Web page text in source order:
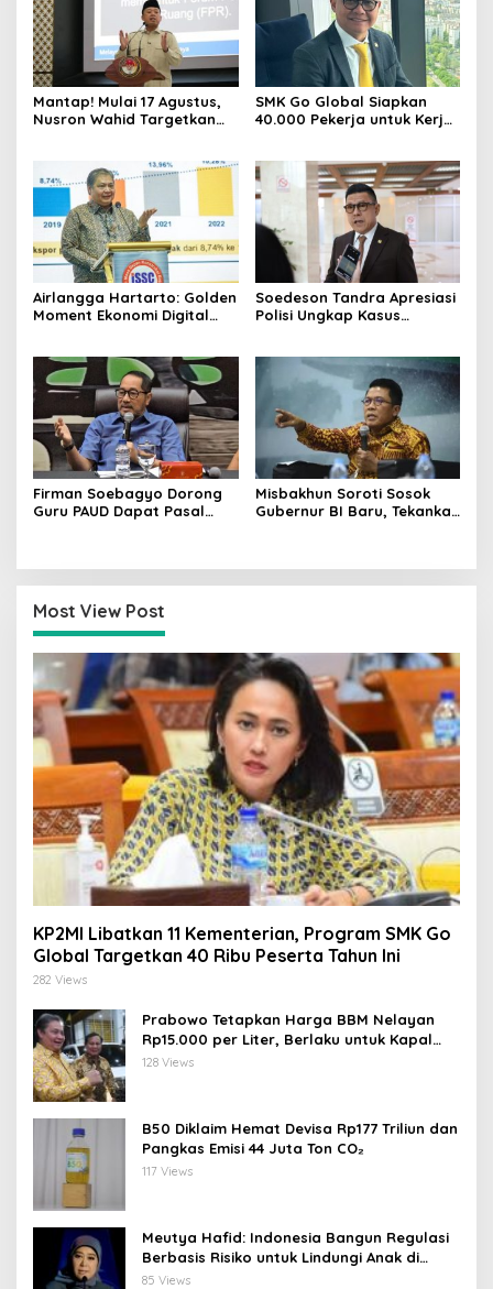
Mantap! Mulai 17 Agustus,
Nusron Wahid Targetkan
SMK Go Global Siapkan
40.000 Pekerja untuk Kerja
Airlangga Hartarto: Golden
Moment Ekonomi Digital
Soedeson Tandra Apresiasi
Polisi Ungkap Kasus
Firman Soebagyo Dorong
Guru PAUD Dapat Pasal
Misbakhun Soroti Sosok
Gubernur BI Baru, Tekankan
Most View Post
KP2MI Libatkan 11 Kementerian, Program SMK Go
Global Targetkan 40 Ribu Peserta Tahun Ini
282 Views
Prabowo Tetapkan Harga BBM Nelayan
Rp15.000 per Liter, Berlaku untuk Kapal
30-200 GT
128 Views
B50 Diklaim Hemat Devisa Rp177 Triliun dan
Pangkas Emisi 44 Juta Ton CO₂
117 Views
Meutya Hafid: Indonesia Bangun Regulasi
Berbasis Risiko untuk Lindungi Anak di
Dunia Digital
85 Views